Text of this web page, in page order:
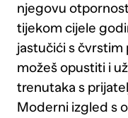
njegovu
tijekom cijele
jastučići s čvrstim
možeš opustiti i
trenutaka s
Moderni izgled s